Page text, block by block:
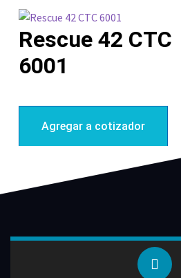
Rescue 42 CTC
6001
Agregar a cotizador